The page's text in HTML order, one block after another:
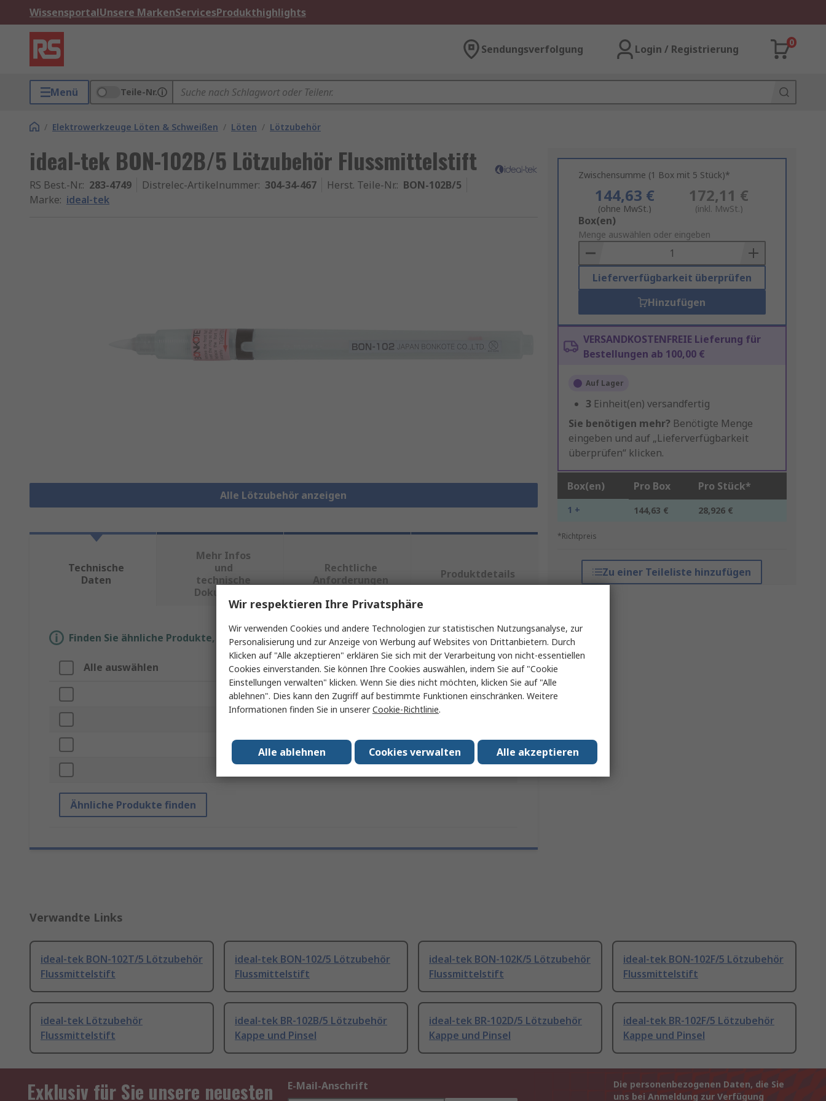
WissensportalUnsere MarkenServicesProdukthighlights
Sendungsverfolgung Login / Registrierung
0
Menü Teile-Nr.
/ Elektrowerkzeuge Löten & Schweißen / Löten / Lötzubehör
ideal-tek BON-102B/5 Lötzubehör Flussmittelstift
RS Best.-Nr.: 283-4749 Distrelec-Artikelnummer: 304-34-467 Herst. Teile-Nr.: BON-102B/5
Marke: ideal-tek
Alle Lötzubehör anzeigen
Zwischensumme (1 Box mit 5 Stück)*
144,63 €
(ohne MwSt.)
172,11 €
(inkl. MwSt.)
Add
to
Basket
Box(en)
Menge auswählen oder eingeben
Lieferverfügbarkeit überprüfen
Hinzufügen
VERSANDKOSTENFREIE Lieferung für
Bestellungen ab 100,00 €
Auf Lager
3 Einheit(en) versandfertig
Sie benötigen mehr? Benötigte Menge
eingeben und auf „Lieferverfügbarkeit
überprüfen“ klicken.
Box(en) Pro Box Pro Stück*
1 + 144,63 € 28,926 €
*Richtpreis
Zu einer Teileliste hinzufügen
Technische
Daten
Mehr Infos
und
technische
Dokumente
Rechtliche
Anforderungen
Produktdetails
Finden Sie ähnliche Produkte, indem Sie ein oder mehrere Eigenschaften auswählen.
Alle auswählen Eigenschaft Wert
Marke ideal-tek
Ähnliche Produkte finden
Verwandte Links
ideal-tek BON-102T/5 Lötzubehör
Flussmittelstift
ideal-tek BON-102/5 Lötzubehör
Flussmittelstift
ideal-tek BON-102K/5 Lötzubehör
Flussmittelstift
ideal-tek BON-102F/5 Lötzubehör
Flussmittelstift
ideal-tek Lötzubehör
Flussmittelstift
ideal-tek BR-102B/5 Lötzubehör
Kappe und Pinsel
ideal-tek BR-102D/5 Lötzubehör
Kappe und Pinsel
ideal-tek BR-102F/5 Lötzubehör
Kappe und Pinsel
Exklusiv für Sie unsere neuesten
E-Mail-Anschrift
Die personenbezogenen Daten, die Sie
uns bei Anmeldung zur Verfügung
Wir respektieren Ihre Privatsphäre
Wir verwenden Cookies und andere Technologien zur statistischen Nutzungsanalyse, zur
Personalisierung und zur Anzeige von Werbung auf Websites von Drittanbietern. Durch
Klicken auf "Alle akzeptieren" erklären Sie sich mit der Verarbeitung von nicht-essentiellen
Cookies einverstanden. Sie können Ihre Cookies auswählen, indem Sie auf "Cookie
Einstellungen verwalten" klicken. Wenn Sie dies nicht möchten, klicken Sie auf "Alle
ablehnen". Dies kann den Zugriff auf bestimmte Funktionen einschränken. Weitere
Informationen finden Sie in unsererCookie-Richtlinie.
Alle akzeptieren
Cookies verwalten
Alle ablehnen